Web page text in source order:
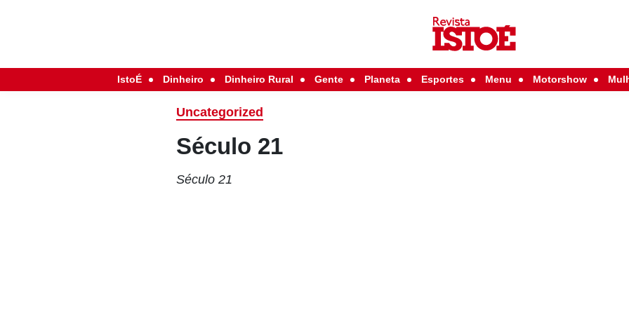
IstoÉ Dinheiro Dinheiro Rural Gente Planeta Esportes Menu Motorshow
Uncategorized
Século 21
Século 21